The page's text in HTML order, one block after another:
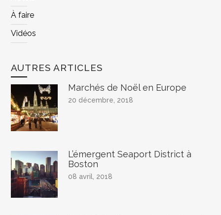
À faire
Vidéos
AUTRES ARTICLES
Marchés de Noël en Europe
20 décembre, 2018
L’émergent Seaport District à
Boston
08 avril, 2018